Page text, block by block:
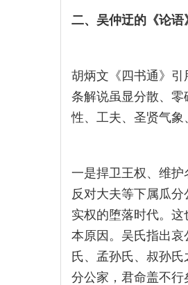
二、吴仲迂的《论语
胡炳文《四书通》引
条解说虽显分散、
性、工夫、圣贤气象
一是捍卫王权、维护
反对大夫等下属瓜
实权的堕落时代。
本原因。吴氏指出
氏、孟孙氏、叔孙
分公家，君命盖不